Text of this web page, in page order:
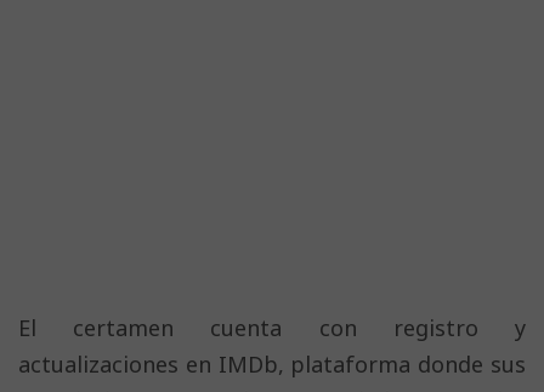
El certamen cuenta con registro y
actualizaciones en IMDb, plataforma donde sus